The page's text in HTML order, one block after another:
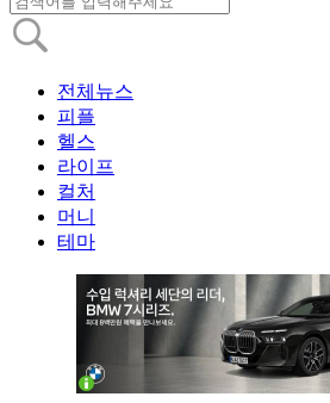
전체뉴스
피플
헬스
라이프
컬처
머니
테마